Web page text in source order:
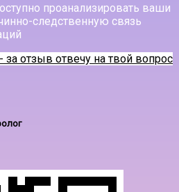
проанализировать ваши
следственную связь
отзыв отвечу на твой вопрос